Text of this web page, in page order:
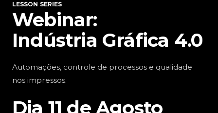
LESSON SERIES
Webinar:
Indústria Gráfica 4.0
Automações, controle de processos e qualidade
nos impressos.
Dia 11 de Agosto